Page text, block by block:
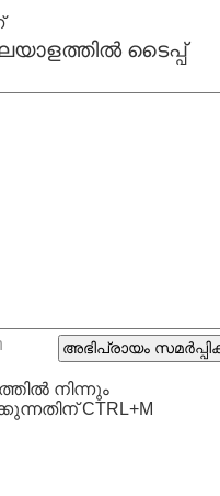
ടൈപ്പ്
നിന്നും
CTRL+M